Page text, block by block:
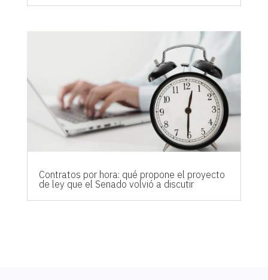
Contratos por hora: qué propone el proyecto
de ley que el Senado volvió a discutir